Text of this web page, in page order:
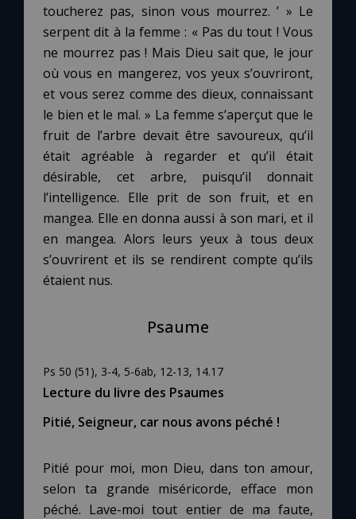
Une neuvaine
À la une
1000 Raisons de Croire
Chapelet pour le monde
Contact
Faire un don
Marie de Nazareth
toucherez pas, sinon vous mourrez. ’ » Le
serpent dit à la femme : « Pas du tout ! Vous
ne mourrez pas ! Mais Dieu sait que, le jour
où vous en mangerez, vos yeux s’ouvriront,
et vous serez comme des dieux, connaissant
le bien et le mal. » La femme s’aperçut que le
fruit de l’arbre devait être savoureux, qu’il
était agréable à regarder et qu’il était
désirable, cet arbre, puisqu’il donnait
l’intelligence. Elle prit de son fruit, et en
mangea. Elle en donna aussi à son mari, et il
en mangea. Alors leurs yeux à tous deux
s’ouvrirent et ils se rendirent compte qu’ils
étaient nus.
Psaume
Ps 50 (51), 3-4, 5-6ab, 12-13, 14.17
Lecture du livre des Psaumes
Pitié, Seigneur, car nous avons péché !
Pitié pour moi, mon Dieu, dans ton amour,
selon ta grande miséricorde, efface mon
péché. Lave-moi tout entier de ma faute,